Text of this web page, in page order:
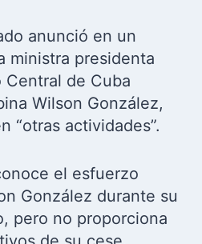
anunció en un
ministra presidenta
Central de Cuba
Wilson González,
“otras actividades”.
el esfuerzo
González durante su
pero no proporciona